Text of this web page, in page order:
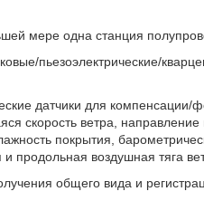
мере одна станция
пьезоэлектрические/
датчики для
скорость ветра,
покрытия,
продольная воздушная тяга
общего вида и